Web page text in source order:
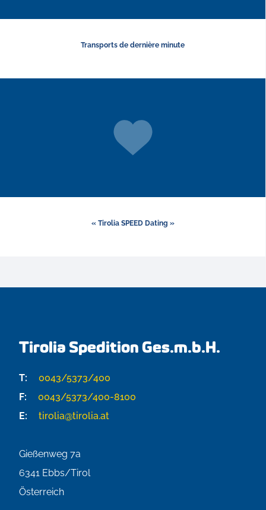
Transports de dernière minute
« Tirolia SPEED Dating »
Tirolia Spedition Ges.m.b.H.
T:
0043/5373/400
F:
0043/5373/400-8100
E:
tirolia@tirolia.at
Gießenweg 7a
6341 Ebbs/Tirol
Österreich